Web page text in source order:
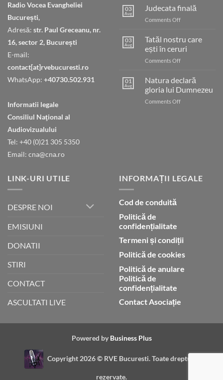
Radio Vocea Evangheliei
București,
Adresă: str. Paul Greceanu, nr.
16, sector 2, București
E-mail:
contact[at]rvebucuresti.ro
WhatsApp: +40730.502.931
Informatii legale
Consiliul Naţional al
Audiovizualului
Tel: +40 (0)21 305 5350
Email: cna@cna.ro
03
Aug
Judecata finală
Comments Offon
03
Aug
Tatăl nostru care
ești în ceruri
Comments Offon
nostru
care
ești
în
01
Aug
Natura declară
gloria lui Dumnezeu
Comments Offon
LINK-URI UTILE
DESPRE NOI
EMISIUNI
DONATII
STIRI
CONTACT
ASCULTATI LIVE
INFORMAȚII LEGALE
Cod de conduită
Politică de
confidențialitate
Termeni și condiții
Politică de cookies
Politică de anulare
Politică de
confidențialitate
Contact Asociație
Powered by Business Plus
Copyright 2026 © RVE Bucuresti. Toate drepturile
rezervate.